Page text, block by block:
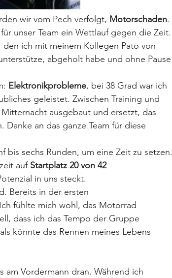
wir vom Pech verfolgt, Motorschaden.
unser Team ein Wettlauf gegen die Zeit.
ich mit meinem Kollegen Pato von
abgeholt habe und ohne Pause
Elektronikprobleme, bei 38 Grad war ich
geleistet. Zwischen Training und
ausgebaut und ersetzt, das
an das ganze Team für diese
bis sechs Runden, um eine Zeit zu setzen.
auf Startplatz 20 von 42
in uns steckt.
Bereits in der ersten
fühlte mich wohl, das Motorrad
dass ich das Tempo der Gruppe
könnte das Rennen meines Lebens
am Vordermann dran. Während ich